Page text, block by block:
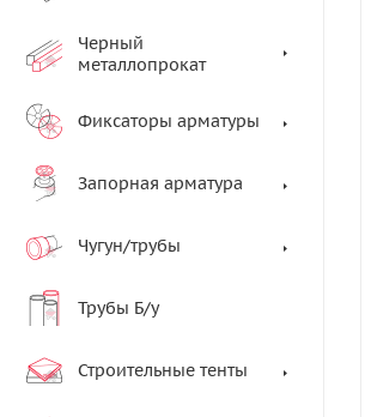
Черный
металлопрокат
Фиксаторы арматуры
Запорная арматура
Чугун/трубы
Трубы Б/у
Строительные тенты